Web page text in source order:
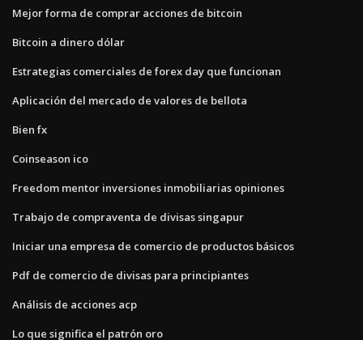
Mejor forma de comprar acciones de bitcoin
Bitcoin a dinero dólar
Estrategias comerciales de forex day que funcionan
Aplicación del mercado de valores de bellota
Bien fx
Coinseason ico
Freedom mentor inversiones inmobiliarias opiniones
Trabajo de compraventa de divisas singapur
Iniciar una empresa de comercio de productos básicos
Pdf de comercio de divisas para principiantes
Análisis de acciones acp
Lo que significa el patrón oro